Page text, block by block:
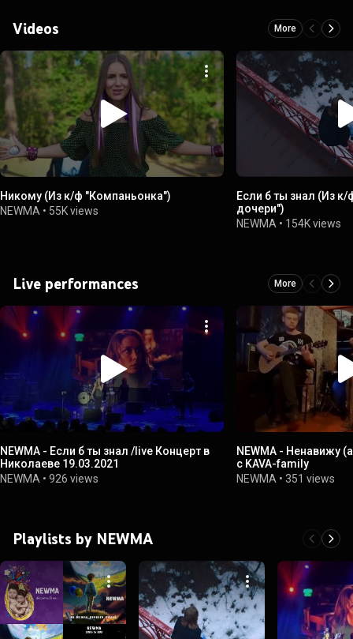
Videos More
Никому (Из к/ф "Компаньонка")
NEWMA • 55K views
Если б ты знал (Из
дочери")
NEWMA • 154K views
Live performances More
NEWMA - Если б ты знал /live Концерт в
Николаеве 19.03.2021
NEWMA • 926 views
NEWMA - Ненавижу
c KAVA-family
NEWMA •351 views
Playlists by NEWMA